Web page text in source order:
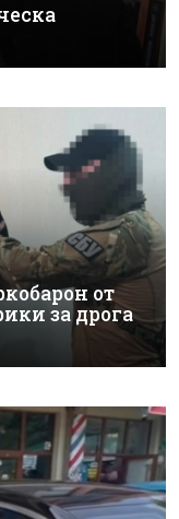
от
за дрога